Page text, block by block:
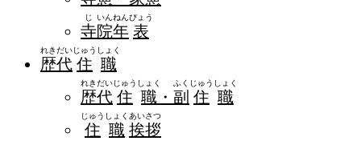
寺
じ
院
いん
年
ねん
表
ぴょう
歴
れき
代
だい
住
じゅう
職
しょく
歴
れき
代
だい
住
じゅう
職
しょく
・ 副
ふく
住
じゅう
職
しょく
住
じゅう
職
しょく
挨
あい
拶
さつ